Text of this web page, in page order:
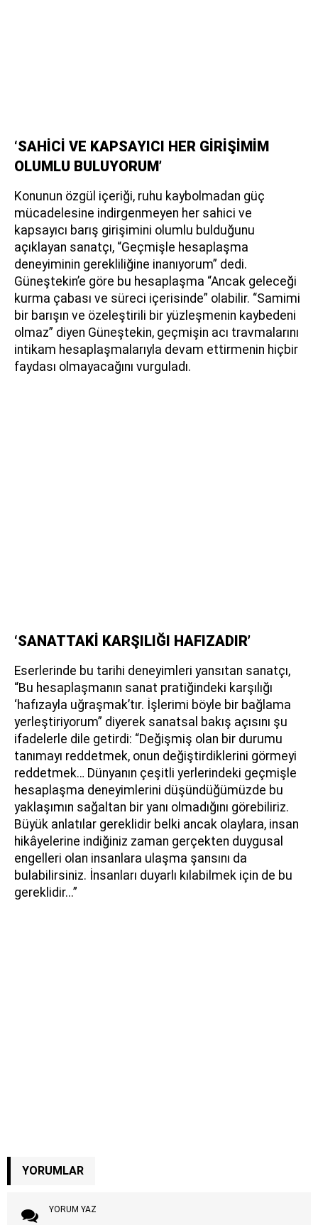
‘SAHİCİ VE KAPSAYICI HER GİRİŞİMİM
OLUMLU BULUYORUM’
Konunun özgül içeriği, ruhu kaybolmadan güç
mücadelesine indirgenmeyen her sahici ve
kapsayıcı barış girişimini olumlu bulduğunu
açıklayan sanatçı, “Geçmişle hesaplaşma
deneyiminin gerekliliğine inanıyorum” dedi.
Güneştekin’e göre bu hesaplaşma “Ancak geleceği
kurma çabası ve süreci içerisinde” olabilir. “Samimi
bir barışın ve özeleştirili bir yüzleşmenin kaybedeni
olmaz” diyen Güneştekin, geçmişin acı travmalarını
intikam hesaplaşmalarıyla devam ettirmenin hiçbir
faydası olmayacağını vurguladı.
‘SANATTAKİ KARŞILIĞI HAFIZADIR’
Eserlerinde bu tarihi deneyimleri yansıtan sanatçı,
“Bu hesaplaşmanın sanat pratiğindeki karşılığı
‘hafızayla uğraşmak’tır. İşlerimi böyle bir bağlama
yerleştiriyorum” diyerek sanatsal bakış açısını şu
ifadelerle dile getirdi: “Değişmiş olan bir durumu
tanımayı reddetmek, onun değiştirdiklerini görmeyi
reddetmek… Dünyanın çeşitli yerlerindeki geçmişle
hesaplaşma deneyimlerini düşündüğümüzde bu
yaklaşımın sağaltan bir yanı olmadığını görebiliriz.
Büyük anlatılar gereklidir belki ancak olaylara, insan
hikâyelerine indiğiniz zaman gerçekten duygusal
engelleri olan insanlara ulaşma şansını da
bulabilirsiniz. İnsanları duyarlı kılabilmek için de bu
gereklidir...”
YORUMLAR
YORUM YAZ